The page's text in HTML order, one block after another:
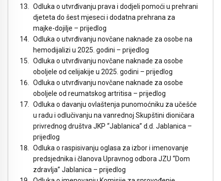
Odluka o utvrđivanju prava i dodjeli pomoći u prehrani
djeteta do šest mjeseci i dodatna prehrana za
majke-dojilje – prijedlog
Odluka o utvrđivanju novčane naknade za osobe na
hemodijalizi u 2025. godini – prijedlog
Odluka o utvrđivanju novčane naknade za osobe
oboljele od celijakije u 2025. godini – prijedlog
Odluka o utvrđivanju novčane naknade za osobe
oboljele od reumatskog artritisa – prijedlog
Odluka o davanju ovlaštenja punomoćniku za učešće
u radu i odlučivanju na vanrednoj Skupštini dioničara
privrednog društva JKP “Jablanica” d.d. Jablanica –
prijedlog
Odluka o raspisivanju oglasa za izbor i imenovanje
predsjednika i članova Upravnog odbora JZU “Dom
zdravlja” Jablanica – prijedlog